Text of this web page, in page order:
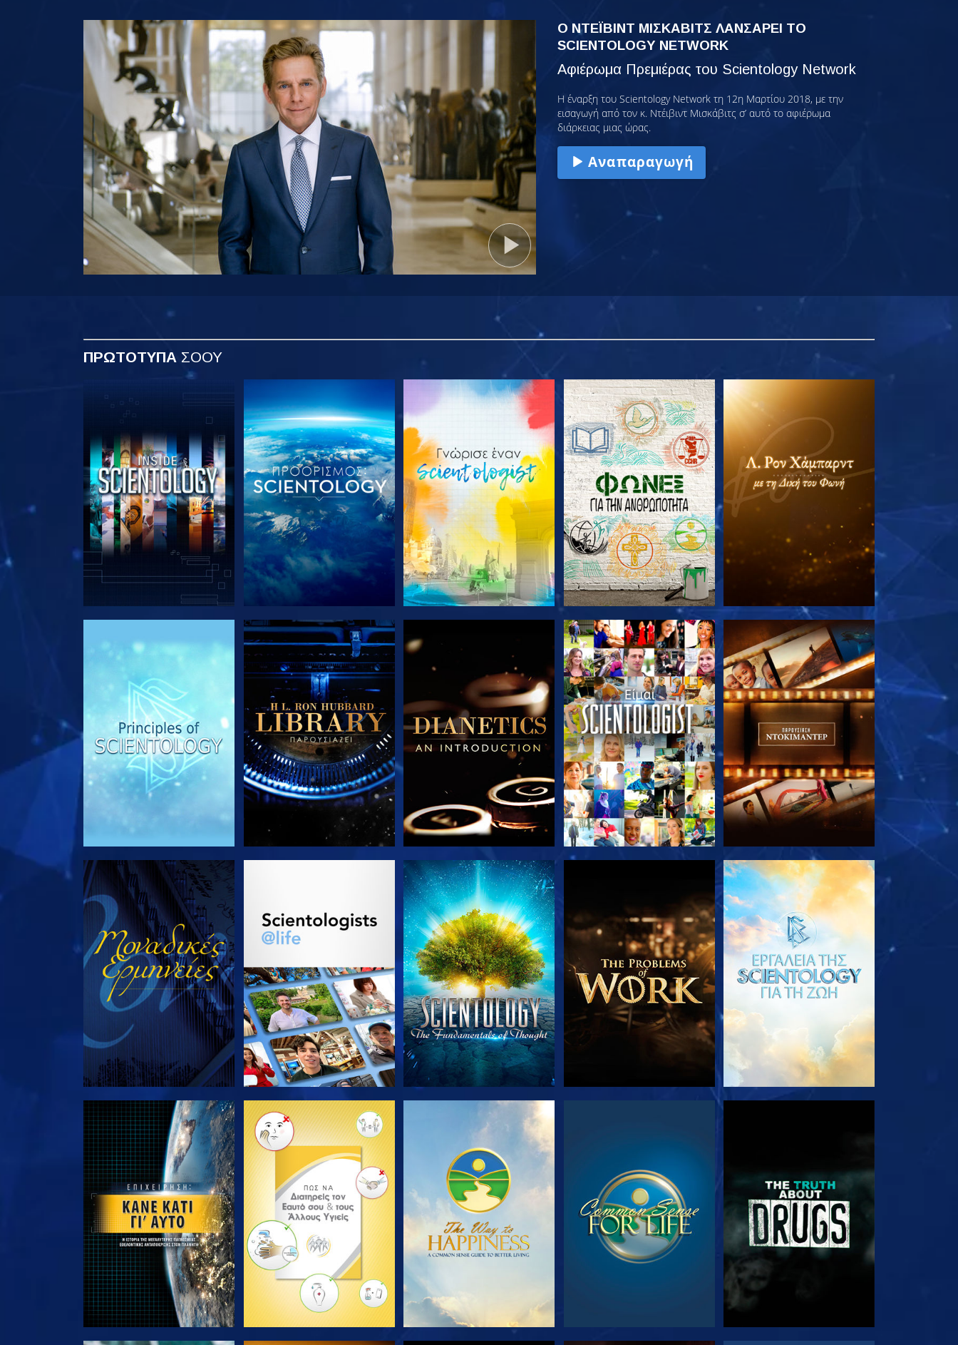
Ο ΝΤΕΪΒΙΝΤ ΜΙΣΚΑΒΙΤΣ ΛΑΝΣΑΡΕΙ ΤΟ
SCIENTOLOGY NETWORK
Αφιέρωμα Πρεμιέρας του Scientology Network
Η έναρξη του Scientology Network τη 12η Μαρτίου 2018, με την
εισαγωγή από τον κ. Ντέιβιντ Μισκάβιτς σ’ αυτό το αφιέρωμα
διάρκειας μιας ώρας.
Αναπαραγωγή
ΠΡΩΤΟΤΥΠΑ ΣΟΟΥ
ΕΞΕΡΕΥΝΗΣΤΕ ΤΗ ΣΕΙΡΑ ΕΞΕΡΕΥΝΗΣΤΕ ΤΗ ΣΕΙΡΑ ΕΞΕΡΕΥΝΗΣΤΕ ΤΗ ΣΕΙΡΑ ΕΞΕΡΕΥΝΗΣΤΕ ΤΗ ΣΕΙΡΑ ΕΞΕΡΕΥΝΗΣΤΕ ΤΗ ΣΕΙΡΑ
ΠΑΡΑΚΟΛΟΥΘΗΣΤΕ ΠΑΡΑΚΟΛΟΥΘΗΣΤΕ ΕΞΕΡΕΥΝΗΣΤΕ ΤΗ ΣΕΙΡΑ ΕΞΕΡΕΥΝΗΣΤΕ ΤΗ ΣΕΙΡΑ
ΕΞΕΡΕΥΝΗΣΤΕ ΤΗ ΣΕΙΡΑ ΕΞΕΡΕΥΝΗΣΤΕ ΤΗ ΣΕΙΡΑ